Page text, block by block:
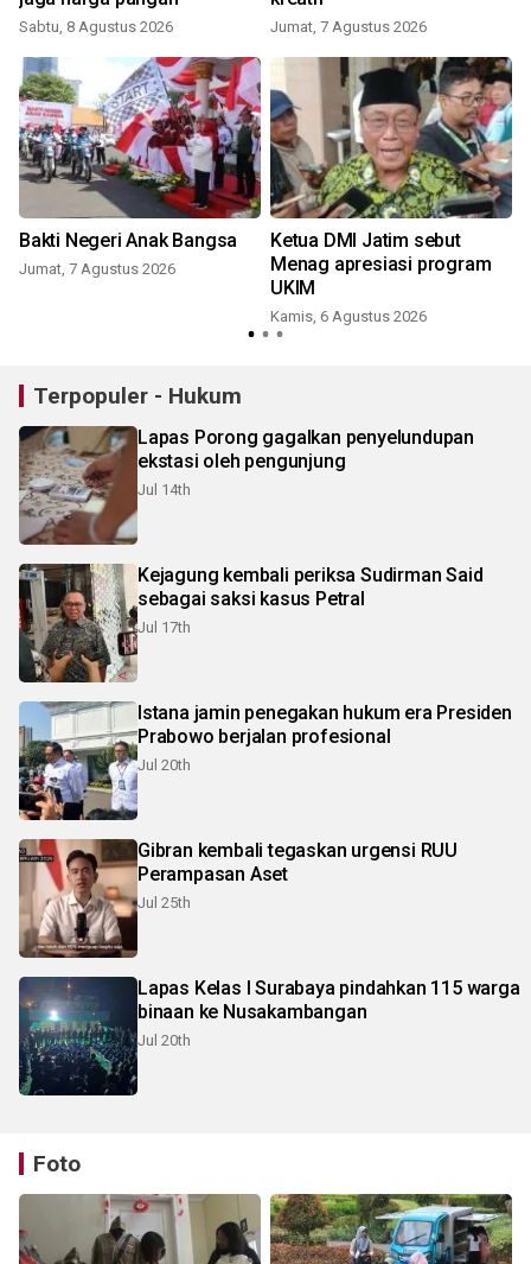
Sabtu, 8 Agustus 2026 Jumat, 7 Agustus 2026
Bakti Negeri Anak Bangsa
Jumat, 7 Agustus 2026
Ketua DMI Jatim sebut
Menag apresiasi program
UKIM
Kamis, 6 Agustus 2026
Terpopuler - Hukum
Lapas Porong gagalkan penyelundupan
ekstasi oleh pengunjung
Jul 14th
Kejagung kembali periksa Sudirman Said
sebagai saksi kasus Petral
Jul 17th
Istana jamin penegakan hukum era Presiden
Prabowo berjalan profesional
Jul 20th
Gibran kembali tegaskan urgensi RUU
Perampasan Aset
Jul 25th
Lapas Kelas I Surabaya pindahkan 115 warga
binaan ke Nusakambangan
Jul 20th
Foto